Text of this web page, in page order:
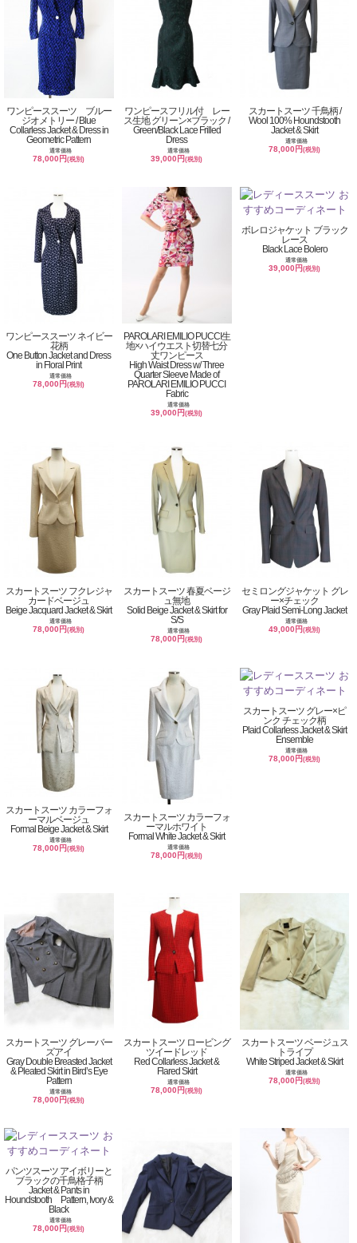
ワンピーススーツ ブルー
ジオメトリー / Blue
Collarless Jacket & Dress in
Geometric Pattern
通常価格
78,000円(税別)
ワンピースフリル付 レー
ス生地 グリーン×ブラック /
Green/Black Lace Frilled
Dress
通常価格
39,000円(税別)
スカートスーツ 千鳥柄 /
Wool 100% Houndstooth
Jacket & Skirt
通常価格
78,000円(税別)
ワンピーススーツ ネイビー
花柄
One Button Jacket and Dress
in Floral Print
通常価格
78,000円(税別)
PAROLARI EMILIO PUCCI生
地×ハイウエスト切替七分
丈ワンピース
High Waist Dress w/ Three
Quarter Sleeve Made of
PAROLARI EMILIO PUCCI
Fabric
通常価格
39,000円(税別)
ボレロジャケット ブラック
レース
Black Lace Bolero
通常価格
39,000円(税別)
スカートスーツ フクレジャ
カードベージュ
Beige Jacquard Jacket & Skirt
通常価格
78,000円(税別)
スカートスーツ 春夏ベージ
ュ無地
Solid Beige Jacket & Skirt for
S/S
通常価格
78,000円(税別)
セミロングジャケット グレ
ー×チェック
Gray Plaid Semi-Long Jacket
通常価格
49,000円(税別)
スカートスーツ カラーフォ
ーマルベージュ
Formal Beige Jacket & Skirt
通常価格
78,000円(税別)
スカートスーツ カラーフォ
ーマルホワイト
Formal White Jacket & Skirt
通常価格
78,000円(税別)
スカートスーツ グレー×ピ
ンク チェック柄
Plaid Collarless Jacket & Skirt
Ensemble
通常価格
78,000円(税別)
スカートスーツ グレーバー
ズアイ
Gray Double Breasted Jacket
& Pleated Skirt in Bird’s Eye
Pattern
通常価格
78,000円(税別)
スカートスーツ ロービング
ツイードレッド
Red Collarless Jacket &
Flared Skirt
通常価格
78,000円(税別)
スカートスーツ ベージュス
トライプ
White Striped Jacket & Skirt
通常価格
78,000円(税別)
パンツスーツ アイボリーと
ブラックの千鳥格子柄
Jacket & Pants in
Houndstooth Pattern, Ivory &
Black
通常価格
78,000円(税別)